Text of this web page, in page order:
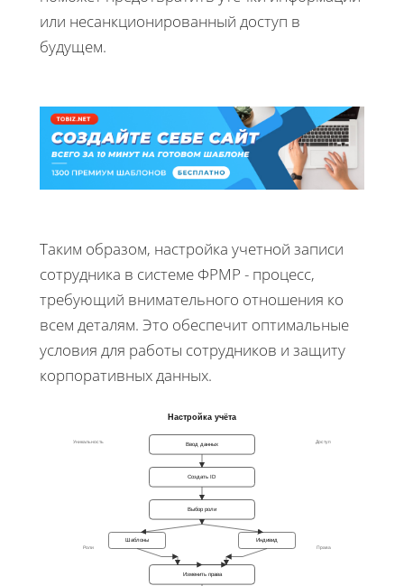
или несанкционированный доступ в
будущем.
Таким образом, настройка учетной записи
сотрудника в системе ФРМР - процесс,
требующий внимательного отношения ко
всем деталям. Это обеспечит оптимальные
условия для работы сотрудников и защиту
корпоративных данных.
Настройка учёта
Ввод данных
Создать ID
Выбор роли
Шаблоны Индивид
Изменить права
Уникальность Доступ
Роли Права